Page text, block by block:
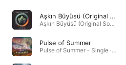
Aşkın Büyüsü (Original Soundtrack)
Aşkın Büyüsü (Original Soundtrack) - Single · 2024
Pulse of Summer
Pulse of Summer - Single · 2024